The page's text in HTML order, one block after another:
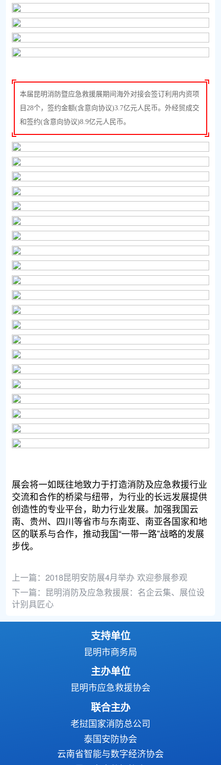
本届昆明消防暨应急救援展期间海外对接会签订利用内资项
目28个，签约金额(含意向协议)3.7亿元人民币。外经贸成交
和签约(含意向协议)8.9亿元人民币。
展会将一如既往地致力于打造消防及应急救援行业
交流和合作的桥梁与纽带，为行业的长远发展提供
创造性的专业平台，助力行业发展。加强我国云
南、贵州、四川等省市与东南亚、南亚各国家和地
区的联系与合作，推动我国“一带一路”战略的发展
步伐。
上一篇： 2018昆明安防展4月举办 欢迎参展参观
下一篇： 昆明消防及应急救援展：名企云集、展位设
计别具匠心
支持单位
昆明市商务局
主办单位
昆明市应急救援协会
联合主办
老挝国家消防总公司
泰国安防协会
云南省智能与数字经济协会